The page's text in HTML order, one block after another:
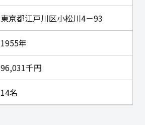
東京都江戸川区小松川4－93
1955年
96,031千円
14名